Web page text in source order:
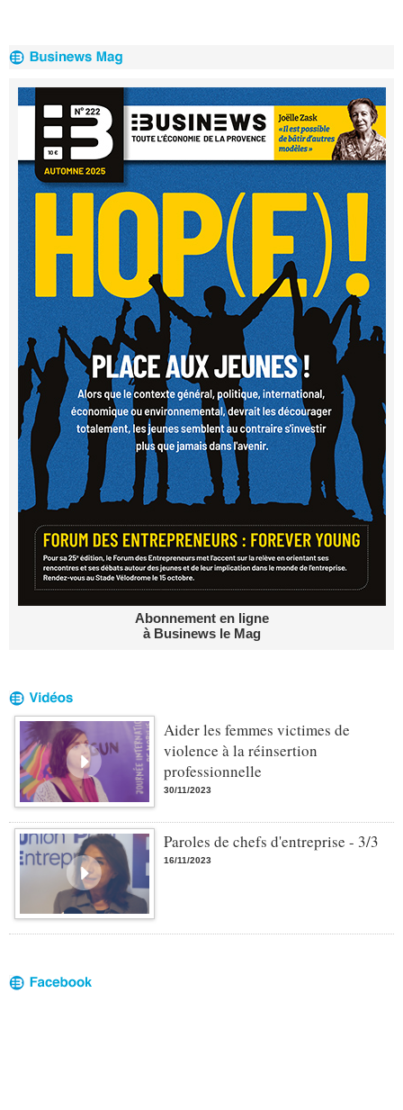
Abonnement en ligne
à Businews le Mag
Aider les femmes victimes de
violence à la réinsertion
professionnelle
30/11/2023
Paroles de chefs d'entreprise - 3/3
16/11/2023